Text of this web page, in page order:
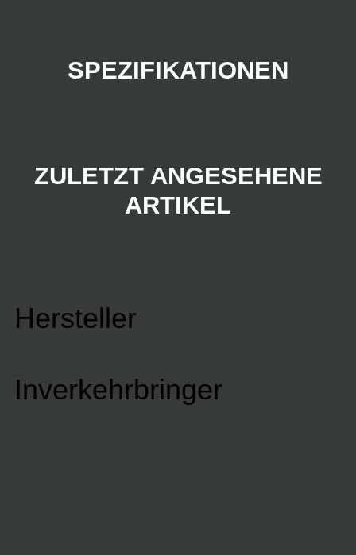
SPEZIFIKATIONEN
ZULETZT ANGESEHENE
ARTIKEL
Hersteller
Inverkehrbringer